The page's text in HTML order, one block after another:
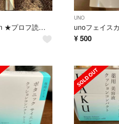
Macaron ★プロフ読んで下さい★様専用
UNO
¥500